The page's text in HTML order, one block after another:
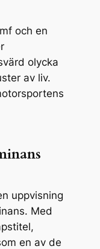
och en
olycka
av liv.
uppvisning
Med
en av de